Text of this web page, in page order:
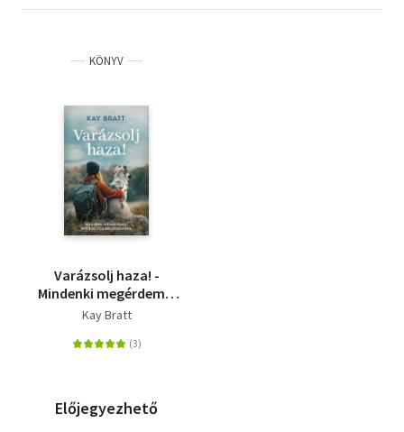
KÖNYV
Varázsolj haza! -
Mindenki megérdemel
egy esélyt a
Kay Bratt
Előjegyezhető